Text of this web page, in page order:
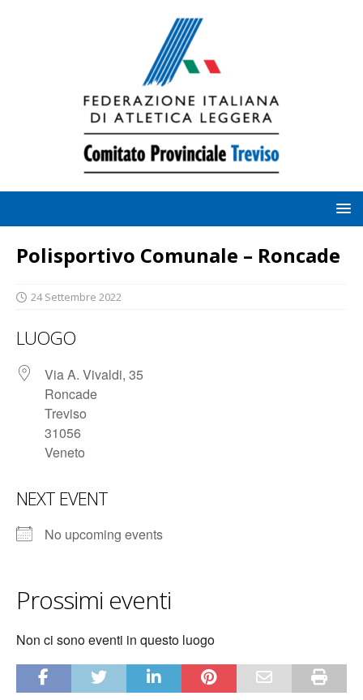
Polisportivo Comunale – Roncade
24 Settembre 2022
LUOGO
Via A. Vivaldi, 35
Roncade
Treviso
31056
Veneto
NEXT EVENT
No upcoming events
Prossimi eventi
Non ci sono eventi in questo luogo